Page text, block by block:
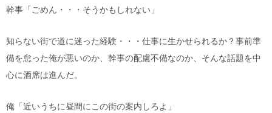
幹事「ごめん・・・そうかもしれない」
知らない街で道に迷った経験・・・仕事に生かせられるか？事前準
備を怠った俺が悪いのか、幹事の配慮不備なのか、そんな話題を中
心に酒席は進んだ。
俺「近いうちに昼間にこの街の案内しろよ」